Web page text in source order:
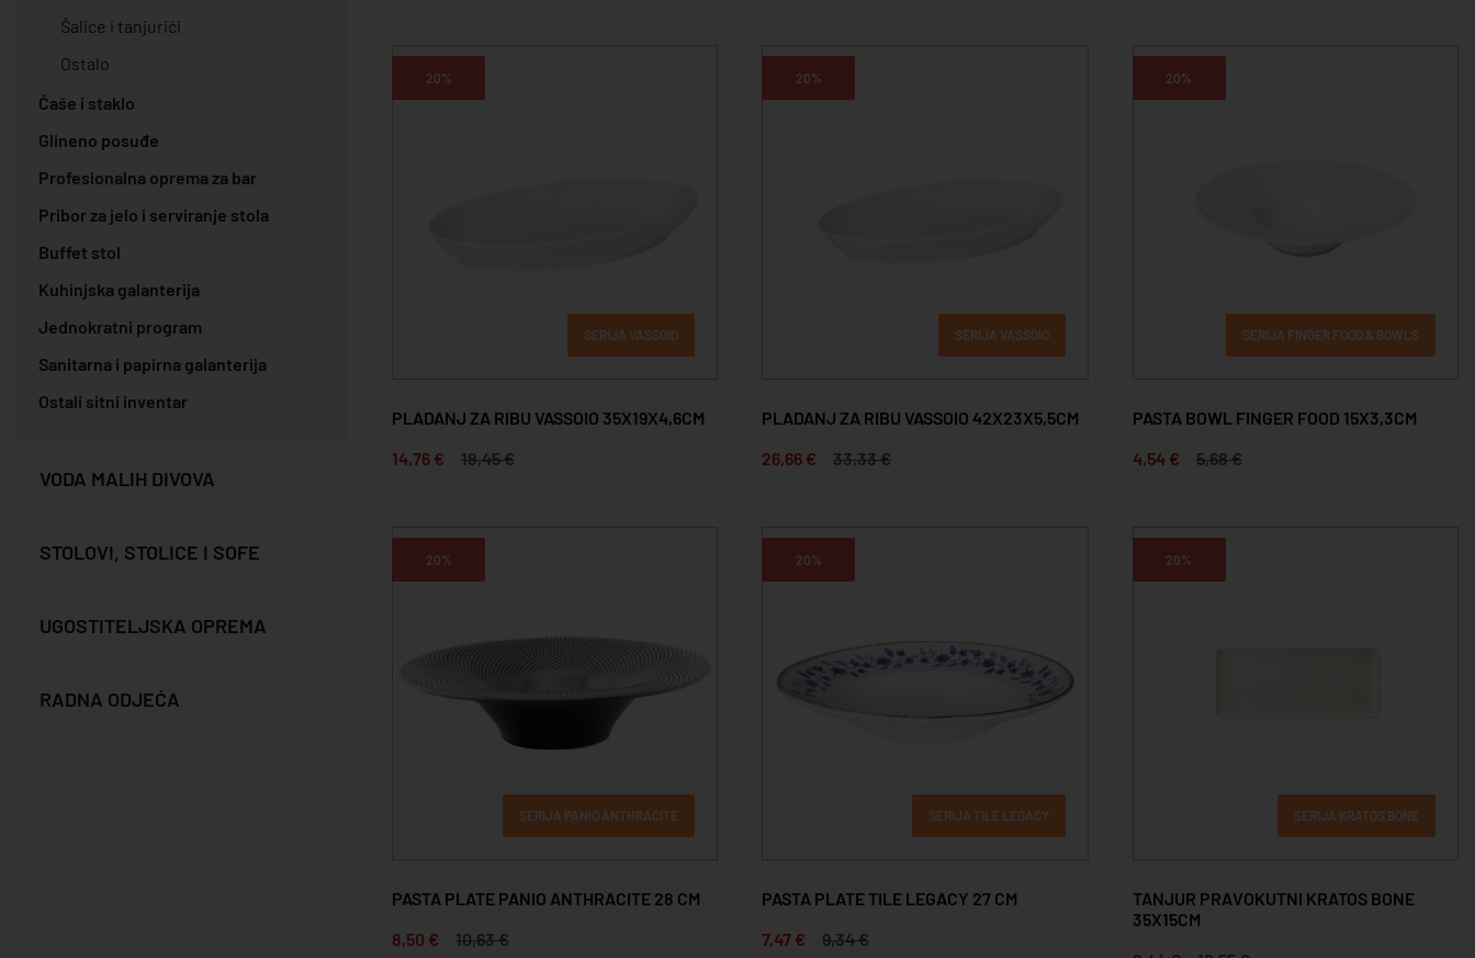
Šalice i tanjurići
Ostalo
Čaše i staklo
Glineno posuđe
Profesionalna oprema za bar
Pribor za jelo i serviranje stola
Buffet stol
Kuhinjska galanterija
Jednokratni program
Sanitarna i papirna galanterija
Ostali sitni inventar
VODA MALIH DIVOVA
STOLOVI, STOLICE I SOFE
UGOSTITELJSKA OPREMA
RADNA ODJEĆA
20%
SERIJA VASSOIO
PLADANJ ZA RIBU VASSOIO 35X19X4,6CM
14,76 €
18,45 €
20%
SERIJA VASSOIO
PLADANJ ZA RIBU VASSOIO 42X23X5,5CM
26,66 €
33,33 €
20%
SERIJA FINGER FOOD & BOWLS
PASTA BOWL FINGER FOOD 15X3,3CM
4,54 €
5,68 €
20%
SERIJA PANIO ANTHRACITE
PASTA PLATE PANIO ANTHRACITE 28 CM
8,50 €
10,63 €
20%
SERIJA TILE LEGACY
PASTA PLATE TILE LEGACY 27 CM
7,47 €
9,34 €
20%
SERIJA KRATOS BONE
TANJUR PRAVOKUTNI KRATOS BONE
35X15CM